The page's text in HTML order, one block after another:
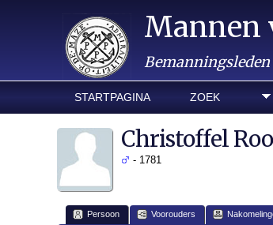
Mannen
Bemanningsleden
STARTPAGINA ZOEK
Christoffel
- 1781
Persoon Voorouders